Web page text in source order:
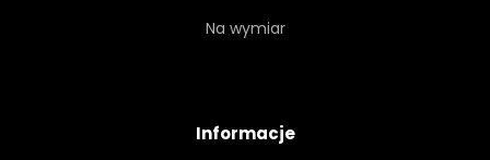
Na wymiar
Informacje